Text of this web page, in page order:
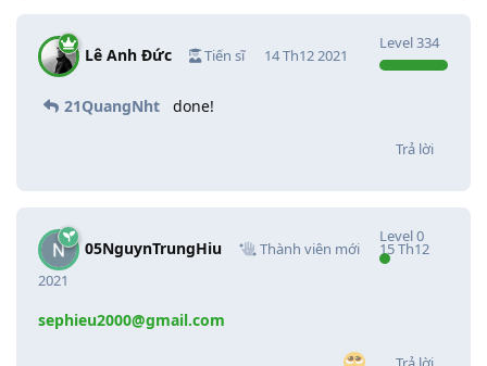
Lê Anh Đức Tiến sĩ
Level334
14 Th12 2021
21QuangNht done!
Trả lời
05NguynTrungHiu Thành viên mới
Level0
15 Th12
2021
sephieu2000@gmail.com